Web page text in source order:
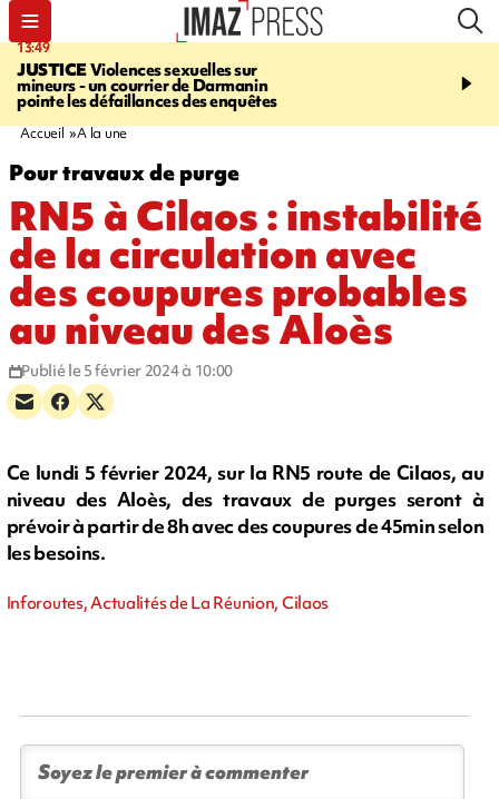
13:49
JUSTICEViolences sexuelles sur
mineurs - un courrier de Darmanin
pointe les défaillances des enquêtes
17:59
Corniche - la route du
Accueil A la une
Pour travaux de purge
RN5 à Cilaos : instabilité
de la circulation avec
des coupures probables
au niveau des Aloès
Publié le 5 février 2024 à 10:00
Ce lundi 5 février 2024, sur la RN5 route de Cilaos, au
niveau des Aloès, des travaux de purges seront à
prévoir à partir de 8h avec des coupures de 45min selon
les besoins.
Inforoutes, Actualités de La Réunion, Cilaos